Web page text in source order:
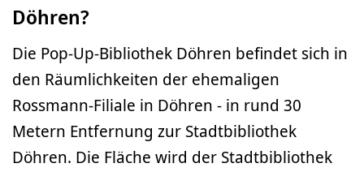
Döhren?
Die Pop-Up-Bibliothek Döhren befindet sich in
den Räumlichkeiten der ehemaligen
Rossmann-Filiale in Döhren - in rund 30
Metern Entfernung zur Stadtbibliothek
Döhren. Die Fläche wird der Stadtbibliothek